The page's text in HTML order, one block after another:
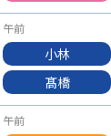
小林
髙橋